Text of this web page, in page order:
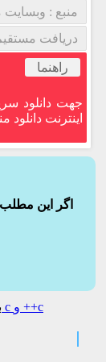
منبع : وبسایت
دریافت
راهنما
جهت دانلود
اینترنت دانلود
اگر این مطلب
برنامه نویسی c و ++c